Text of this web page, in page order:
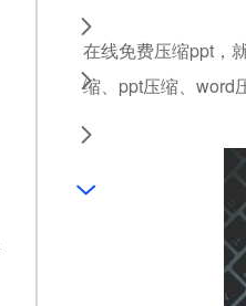
在线免费压缩ppt，
缩、ppt压缩、word